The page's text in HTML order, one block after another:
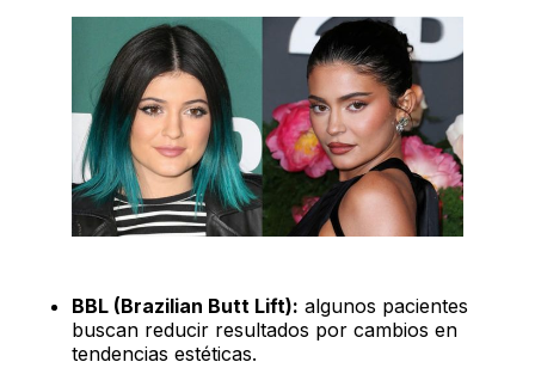
BBL (Brazilian Butt Lift): algunos pacientes
buscan reducir resultados por cambios en
tendencias estéticas.